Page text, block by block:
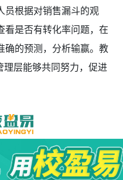
员根据对销售漏斗的观
看是否有转化率问题，在
确的预测，分析输赢。教
层能够共同努力，促进